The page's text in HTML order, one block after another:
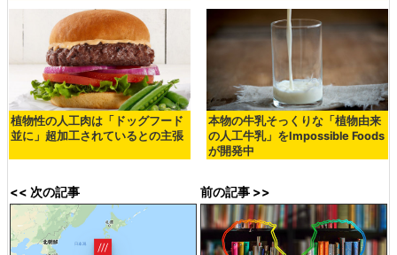
植物性の人工肉は「ドッグフード
並に」超加工されているとの主張
本物の牛乳そっくりな「植物由来
の人工牛乳」をImpossible Foods
が開発中
<< 次の記事 前の記事 >>